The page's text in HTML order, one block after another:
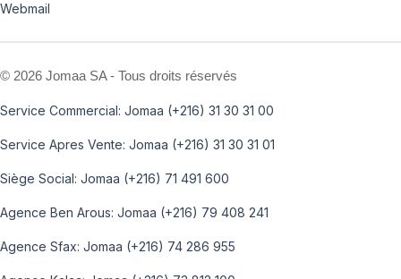
Webmail
© 2026 Jomaa SA - Tous droits réservés
Service Commercial: Jomaa (+216) 31 30 31 00
Service Apres Vente: Jomaa (+216) 31 30 31 01
Siège Social: Jomaa (+216) 71 491 600
Agence Ben Arous: Jomaa (+216) 79 408 241
Agence Sfax: Jomaa (+216) 74 286 955